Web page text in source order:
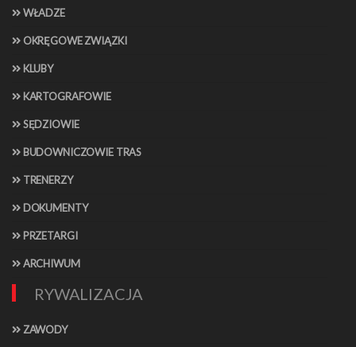
WŁADZE
OKRĘGOWE ZWIĄZKI
KLUBY
KARTOGRAFOWIE
SĘDZIOWIE
BUDOWNICZOWIE TRAS
TRENERZY
DOKUMENTY
PRZETARGI
ARCHIWUM
RYWALIZACJA
ZAWODY